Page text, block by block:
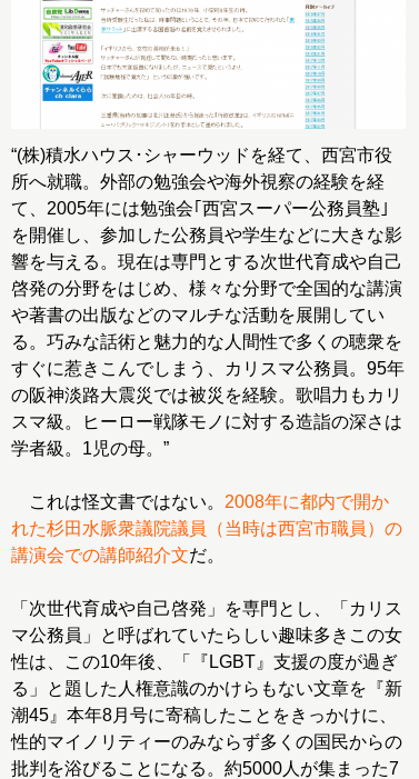
“(株)積水ハウス･シャーウッドを経て、西宮市役
所へ就職。外部の勉強会や海外視察の経験を経
て、2005年には勉強会｢西宮スーパー公務員塾｣
を開催し、参加した公務員や学生などに大きな影
響を与える。現在は専門とする次世代育成や自己
啓発の分野をはじめ、様々な分野で全国的な講演
や著書の出版などのマルチな活動を展開してい
る。巧みな話術と魅力的な人間性で多くの聴衆を
すぐに惹きこんでしまう、カリスマ公務員。95年
の阪神淡路大震災では被災を経験。歌唱力もカリ
スマ級。ヒーロー戦隊モノに対する造詣の深さは
学者級。1児の母。”
これは怪文書ではない。 2008年に都内で開か
れた杉田水脈衆議院議員（当時は西宮市職員）の
講演会での講師紹介文だ。
「次世代育成や自己啓発」を専門とし、「カリス
マ公務員」と呼ばれていたらしい趣味多きこの女
性は、この10年後、「『LGBT』支援の度が過ぎ
る」と題した人権意識のかけらもない文章を『新
潮45』本年8月号に寄稿したことをきっかけに、
性的マイノリティーのみならず多くの国民からの
批判を浴びることになる。約5000人が集まった7